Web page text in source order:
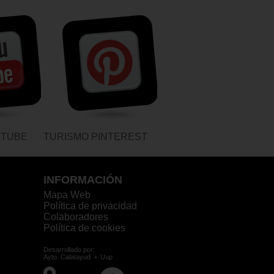
TURISMO PINTEREST
INFORMACIÓN
Mapa Web
Política de privacidad
Colaboradores
Política de cookies
Desarrollado por:
Ayto. Calatayud + Uup